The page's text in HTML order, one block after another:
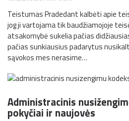
Teistumas Pradedant kalbėti apie
jog ji vartojama tik baudžiamojoje
atsakomybė sukelia pačias
pačias sunkiausius padarytus
sąvokos mes nerasime…
Administracinis
pokyčiai ir naujovės